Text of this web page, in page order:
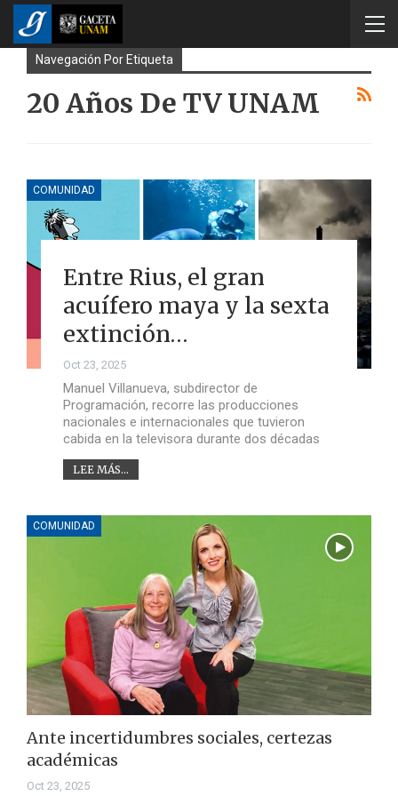
Navegación Por Etiqueta
20 Años De TV UNAM
COMUNIDAD
Entre Rius, el gran
acuífero maya y la sexta
extinción…
Oct 23, 2025
Manuel Villanueva, subdirector de
Programación, recorre las producciones
nacionales e internacionales que tuvieron
cabida en la televisora durante dos décadas
LEE MÁS...
COMUNIDAD
Ante incertidumbres sociales, certezas
académicas
Oct 23, 2025